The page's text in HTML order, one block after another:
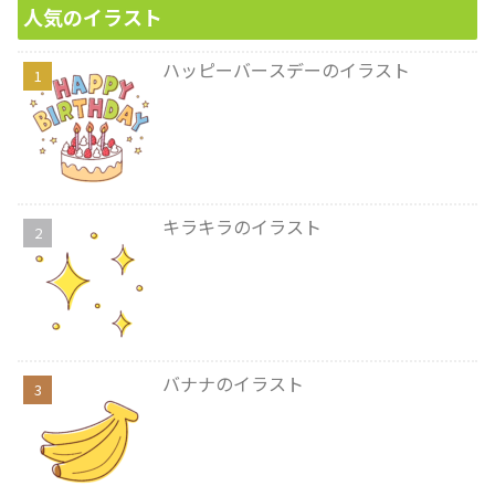
人気のイラスト
ハッピーバースデーのイラスト
キラキラのイラスト
バナナのイラスト